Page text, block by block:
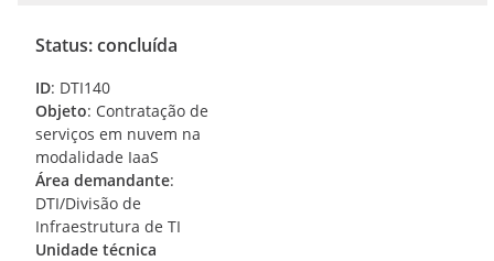
Status: concluída
ID: DTI140
Objeto: Contratação de
serviços em nuvem na
modalidade IaaS
Área demandante:
DTI/Divisão de
Infraestrutura de TI
Unidade técnica